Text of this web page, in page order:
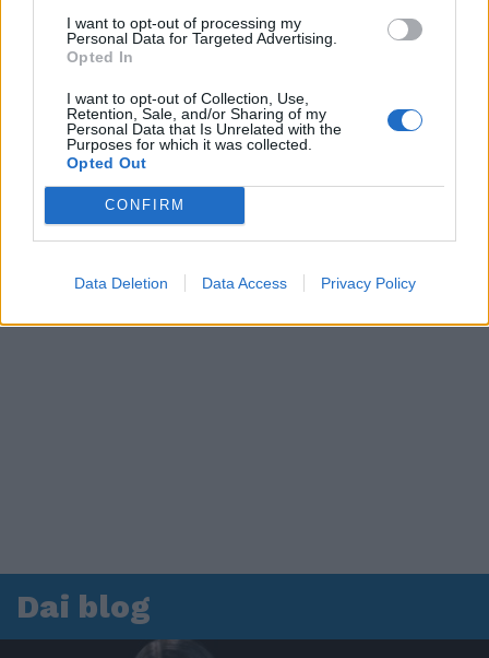
I want to opt-out of processing my
Personal Data for Targeted Advertising.
Opted In
I want to opt-out of Collection, Use,
Retention, Sale, and/or Sharing of my
Personal Data that Is Unrelated with the
Purposes for which it was collected.
Opted Out
CONFIRM
Data Deletion Data Access Privacy Policy
00:00
Leonardo Maria Del Vecchio dall'ex compagna
in ospedale. Le dichiarazioni ai giornalisti
Dai blog